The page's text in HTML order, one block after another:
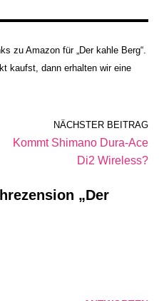
zu Amazon für „Der kahle Berg“.
kaufst, dann erhalten wir eine
NÄCHSTER BEITRAG
Kommt Shimano Dura-Ace
Di2 Wireless?
„Der